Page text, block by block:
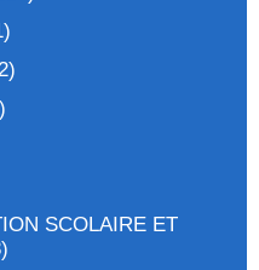
SCOLAIRE ET